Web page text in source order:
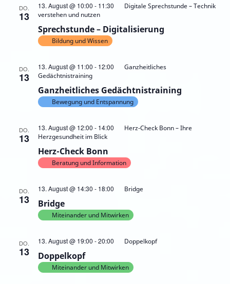
DO.
13
Sprechstunde – Digitalisierung
13. August @ 10:00 - 11:30
Digitale Sprechstunde – Technik
verstehen und nutzen
Bildung und Wissen
DO.
13
Ganzheitliches Gedächtnistraining
13. August @ 11:00 - 12:00
Ganzheitliches
Gedächtnistraining
Bewegung und Entspannung
DO.
13
Herz-Check Bonn
13. August @ 12:00 - 14:00
Herz-Check Bonn – Ihre
Herzgesundheit im Blick
Beratung und Information
DO.
13 Bridge
13. August @ 14:30 - 18:00 Bridge
Miteinander und Mitwirken
DO.
13 Doppelkopf
13. August @ 19:00 -20:00 Doppelkopf
Miteinander und Mitwirken